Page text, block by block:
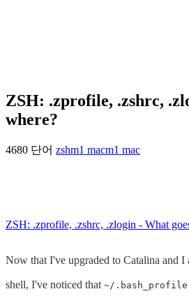
ZSH: .zprofile, .zshrc,
where?
4680 단어 zshm1 macm1 mac
ZSH: .zprofile, .zshrc, .zlogin - What
Now that I've upgraded to Catalina and I
shell, I've noticed that ~/.bash_profile